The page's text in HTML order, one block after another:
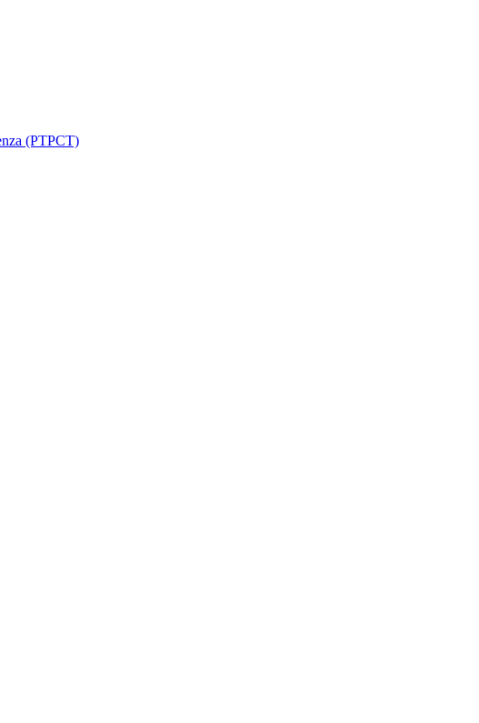
(PTPCT)